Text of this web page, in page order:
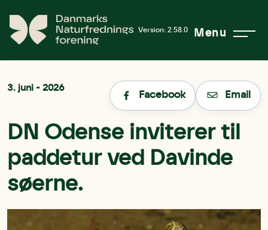
Version: 2.58.0 Menu
3. juni - 2026
Facebook Email
DN Odense inviterer til
paddetur ved Davinde
søerne.